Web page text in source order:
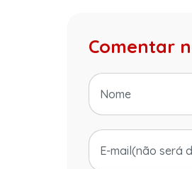
Comentar